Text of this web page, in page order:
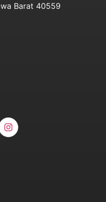
Barat 40559